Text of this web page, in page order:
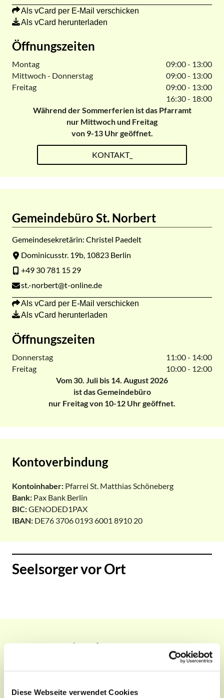
Diese Webseite verwendet Cookies
Als vCard per E-Mail verschicken
Als vCard herunterladen
Öffnungszeiten
Montag
09:00 - 13:00
Mittwoch - Donnerstag
09:00 - 13:00
Freitag
09:00 - 13:00
16:30 - 18:00
Während der Sommerferien ist das Pfarramt
nur Mittwoch und Freitag
von 9-13 Uhr geöffnet.
KONTAKT_
Gemeindebüro St. Norbert
Gemeindesekretärin: Christel Paedelt
Dominicusstr. 19b, 10823 Berlin
+49 30 781 15 29
st.-norbert@t-online.de
Als vCard per E-Mail verschicken
Als vCard herunterladen
Öffnungszeiten
Donnerstag
11:00 - 14:00
Freitag
10:00 - 12:00
Vom 30. Juli bis 14. August 2026
ist das Gemeindebüro
nur Freitag von 10-12 Uhr geöffnet.
Kontoverbindung
Kontoinhaber: Pfarrei St. Matthias Schöneberg
Bank: Pax Bank Berlin
BIC:GENODED1PAX
IBAN: DE76 3706 0193 6001 8910 20
Seelsorger vor Ort
Dr. Josef Wieneke
Uhr in St. Matthias